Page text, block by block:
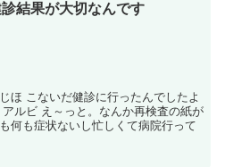
結果が大切なんです
ほ こないだ健診に行ったんでしたよ
ルビ え～っと。なんか再検査の紙が
何も症状ないし忙しくて病院行って